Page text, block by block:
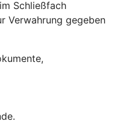
Schließfach
Verwahrung gegeben